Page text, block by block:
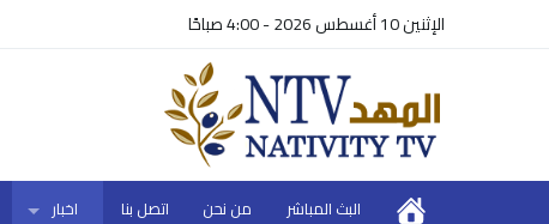
الإثنين 10 أغسطس 2026 - 4:00 صباحًا
البث المباشر من نحن اتصل بنا اخبار